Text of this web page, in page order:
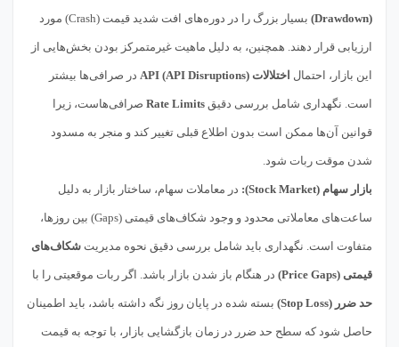
(Drawdown) بسیار بزرگ را در دوره‌های افت شدید قیمت (Crash) مورد
ارزیابی قرار دهند. همچنین، به دلیل ماهیت غیرمتمرکز بودن بخش‌هایی از
این بازار، احتمال اختلالات API (API Disruptions) در صرافی‌ها بیشتر
است. نگهداری شامل بررسی دقیق Rate Limits صرافی‌هاست، زیرا
قوانین آن‌ها ممکن است بدون اطلاع قبلی تغییر کند و منجر به مسدود
شدن موقت ربات شود.
بازار سهام (Stock Market): در معاملات سهام، ساختار بازار به دلیل
ساعت‌های معاملاتی محدود و وجود شکاف‌های قیمتی (Gaps) بین روزها،
متفاوت است. نگهداری باید شامل بررسی دقیق نحوه مدیریت شکاف‌های
قیمتی (Price Gaps) در هنگام باز شدن بازار باشد. اگر ربات موقعیتی را با
حد ضرر (Stop Loss) بسته شده در پایان روز نگه داشته باشد، باید اطمینان
حاصل شود که سطح حد ضرر در زمان بازگشایی بازار، با توجه به قیمت